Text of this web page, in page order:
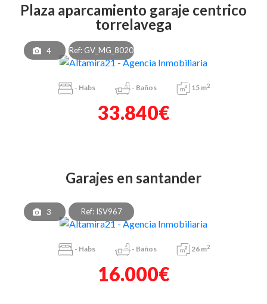
plaza aparcamiento garaje centrico
torrelavega
4 Ref: GV_MG_8020
- Habs - Baños 15 m2
33.840€
garajes en santander
3 Ref: ISV967
- Habs - Baños 26 m2
16.000€